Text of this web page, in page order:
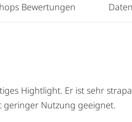
Hightlight. Er ist sehr
Nutzung geeignet.
Bewertungen